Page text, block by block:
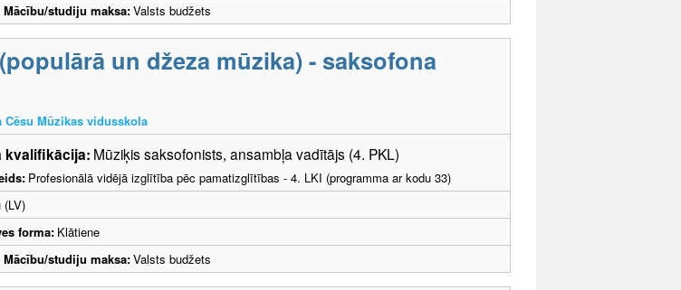
Mācību/studiju maksa:Valsts budžets
un džeza mūzika) - saksofona
Cēsu Mūzikas vidusskola
kvalifikācija: Mūziķis saksofonists, ansambļa vadītājs (4. PKL)
Profesionālā vidējā izglītība pēc pamatizglītības - 4. LKI (programma ar kodu 33)
(LV)
forma: Klātiene
Mācību/studiju maksa:Valsts budžets